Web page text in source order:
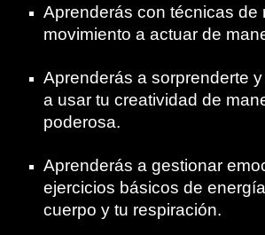
Aprenderás con técnicas de
movimiento a actuar de
Aprenderás a sorprenderte
a usar tu creatividad de
poderosa.
Aprenderás a gestionar
ejercicios básicos de
cuerpo y tu respiración.